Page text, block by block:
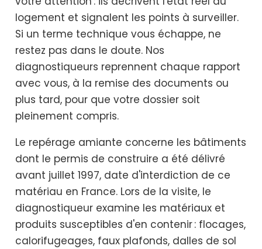
logement et signalent les points à surveiller.
Si un terme technique vous échappe, ne
restez pas dans le doute. Nos
diagnostiqueurs reprennent chaque rapport
avec vous, à la remise des documents ou
plus tard, pour que votre dossier soit
pleinement compris.
Le repérage amiante concerne les bâtiments
dont le permis de construire a été délivré
avant juillet 1997, date d'interdiction de ce
matériau en France. Lors de la visite, le
diagnostiqueur examine les matériaux et
produits susceptibles d'en contenir : flocages,
calorifugeages, faux plafonds, dalles de sol